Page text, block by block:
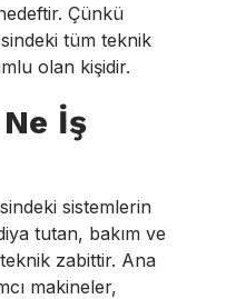
Çünkü
tüm teknik
olan kişidir.
İş
sistemlerin
tutan, bakım ve
zabittir. Ana
makineler,